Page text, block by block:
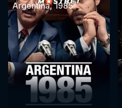
Argentina, 1985